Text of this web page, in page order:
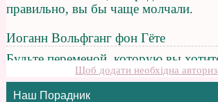
Щоб додати необхідна
Наш Порадник